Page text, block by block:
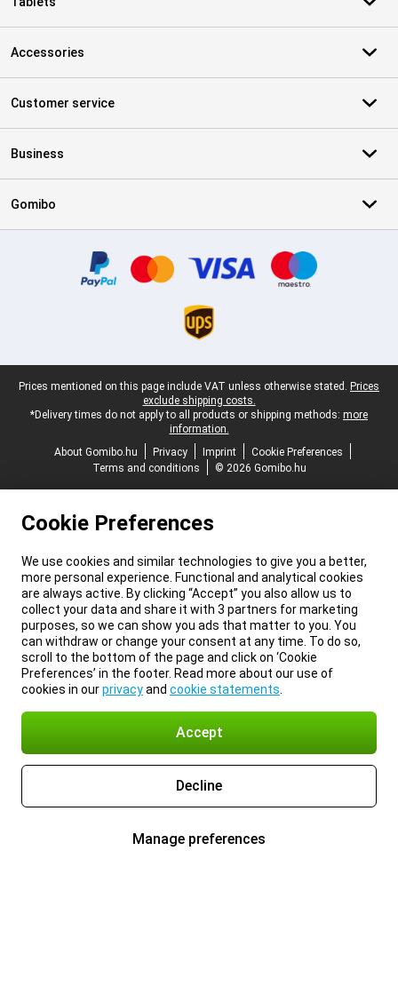
Accessories
Customer service
Business
Gomibo
Legal footer
Prices mentioned on this page include VAT unless otherwise stated. Prices
exclude shipping costs.
*Delivery times do not apply to all products or shipping methods: more
information.
About Gomibo.hu
Privacy Imprint
Cookie Preferences
Terms and conditions
© 2026 Gomibo.hu
Cookie Preferences
We use cookies and similar technologies to give you a better,
more personal experience. Functional and analytical cookies
are always active. By clicking “Accept” you also allow us to
collect your data and share it with 3 partners for marketing
purposes, so we can show you ads that matter to you. You
can withdraw or change your consent at any time. To do so,
scroll to the bottom of the page and click on ‘Cookie
Preferences’ in the footer. Read more about our use of
cookies in ourprivacyand cookie statements
Accept
Decline
Manage preferences